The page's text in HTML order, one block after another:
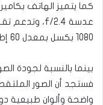
1080 بكسل بمعدل 60 إطارًا في الثانية.
بينما بالنسبة لجودة
فستجد أن الصور
واضحة وألوان طبيعية